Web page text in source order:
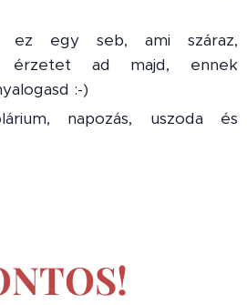
ez egy seb, ami száraz,
érzetet ad majd, ennek
:-)
napozás, uszoda és